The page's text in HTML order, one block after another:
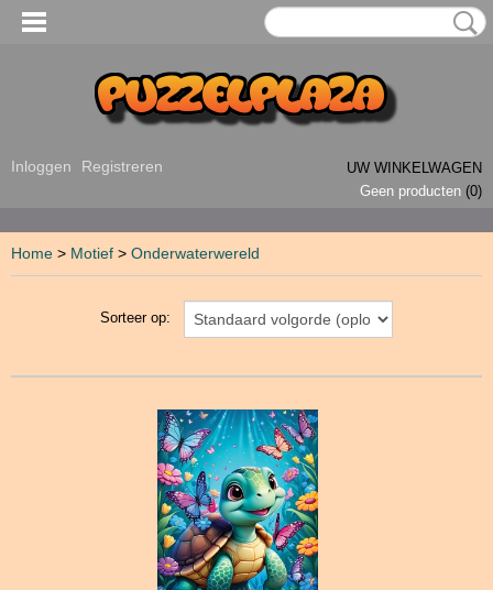
Inloggen Registreren
UW WINKELWAGEN
Geen producten (0)
Home > Motief > Onderwaterwereld
Sorteer op: